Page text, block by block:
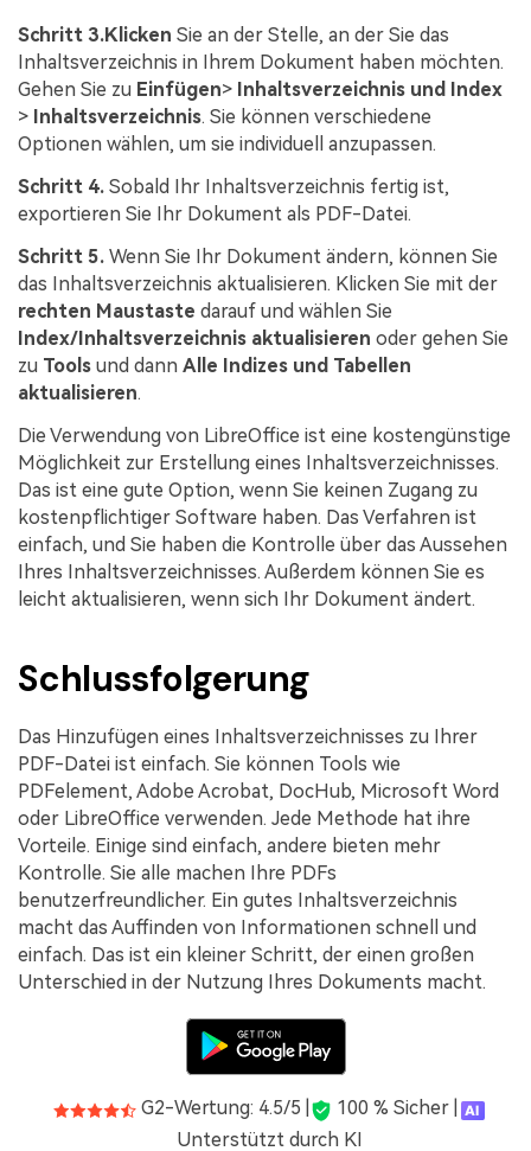
Schritt 3.Klicken Sie an der Stelle, an der Sie das
Inhaltsverzeichnis in Ihrem Dokument haben möchten.
Gehen Sie zu Einfügen> Inhaltsverzeichnis und Index
> Inhaltsverzeichnis. Sie können verschiedene
Optionen wählen, um sie individuell anzupassen.
Schritt 4. Sobald Ihr Inhaltsverzeichnis fertig ist,
exportieren Sie Ihr Dokument als PDF-Datei.
Schritt 5. Wenn Sie Ihr Dokument ändern, können Sie
das Inhaltsverzeichnis aktualisieren. Klicken Sie mit der
rechten Maustaste darauf und wählen Sie
Index/Inhaltsverzeichnis aktualisieren oder gehen Sie
zu Tools und dann Alle Indizes und Tabellen
aktualisieren.
Die Verwendung von LibreOffice ist eine kostengünstige
Möglichkeit zur Erstellung eines Inhaltsverzeichnisses.
Das ist eine gute Option, wenn Sie keinen Zugang zu
kostenpflichtiger Software haben. Das Verfahren ist
einfach, und Sie haben die Kontrolle über das Aussehen
Ihres Inhaltsverzeichnisses. Außerdem können Sie es
leicht aktualisieren, wenn sich Ihr Dokument ändert.
Schlussfolgerung
Das Hinzufügen eines Inhaltsverzeichnisses zu Ihrer
PDF-Datei ist einfach. Sie können Tools wie
PDFelement, Adobe Acrobat, DocHub, Microsoft Word
oder LibreOffice verwenden. Jede Methode hat ihre
Vorteile. Einige sind einfach, andere bieten mehr
Kontrolle. Sie alle machen Ihre PDFs
benutzerfreundlicher. Ein gutes Inhaltsverzeichnis
macht das Auffinden von Informationen schnell und
einfach. Das ist ein kleiner Schritt, der einen großen
Unterschied in der Nutzung Ihres Dokuments macht.
G2-Wertung: 4.5/5 |
100 % Sicher |
Unterstützt durch KI